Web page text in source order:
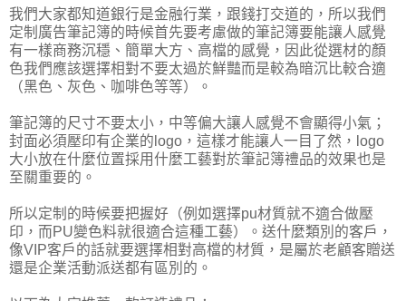
我們大家都知道銀行是金融行業，跟錢打交道的，所以我們
定制廣告筆記簿的時候首先要考慮做的筆記簿要能讓人感覺
有一樣商務沉穩、簡單大方、高檔的感覺，因此從選材的顏
色我們應該選擇相對不要太過於鮮豔而是較為暗沉比較合適
（黑色、灰色、咖啡色等等）。
筆記簿的尺寸不要太小，中等偏大讓人感覺不會顯得小氣；
封面必須壓印有企業的logo，這樣才能讓人一目了然，logo
大小放在什麼位置採用什麼工藝對於筆記簿禮品的效果也是
至關重要的。
所以定制的時候要把握好（例如選擇pu材質就不適合做壓
印，而PU變色料就很適合這種工藝）。送什麼類別的客戶，
像VIP客戶的話就要選擇相對高檔的材質，是屬於老顧客贈送
還是企業活動派送都有區別的。